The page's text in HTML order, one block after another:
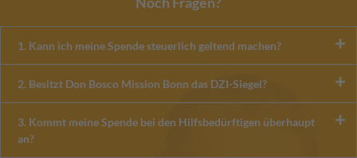
1. Kann ich meine Spende steuerlich geltend machen?
2. Besitzt Don Bosco Mission Bonn das DZI-Siegel?
3. Kommt meine Spende bei den Hilfsbedürftigen überhaupt
an?